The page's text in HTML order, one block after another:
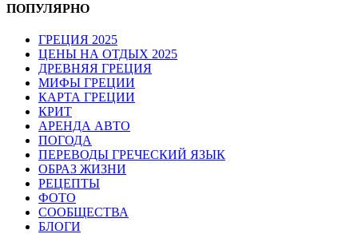
ПОПУЛЯРНО
ГРЕЦИЯ 2025
ЦЕНЫ НА ОТДЫХ 2025
ДРЕВНЯЯ ГРЕЦИЯ
МИФЫ ГРЕЦИИ
КАРТА ГРЕЦИИ
КРИТ
АРЕНДА АВТО
ПОГОДА
ПЕРЕВОДЫ ГРЕЧЕСКИЙ ЯЗЫК
ОБРАЗ ЖИЗНИ
РЕЦЕПТЫ
ФОТО
СООБЩЕСТВА
БЛОГИ